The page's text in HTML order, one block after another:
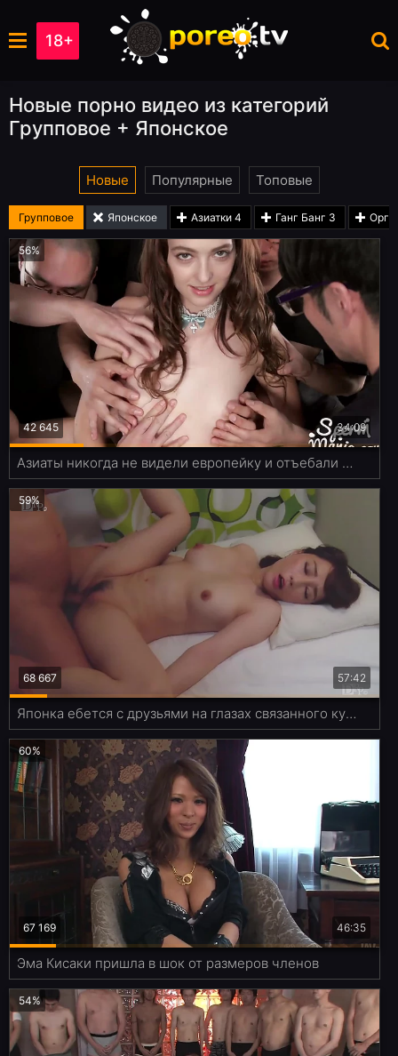
18+
Новые порно видео из категорий
Групповое + Японское
Новые Популярные Топовые
Групповое Японское Азиатки 4 Ганг Банг 3
34:09
56%
42 645
Азиаты никогда не видели европейку и отъебали белую суку толпой
57:42
59%
68 667
Японка ебется с друзьями на глазах связанного куколда
46:35
60%
67 169
Эма Кисаки пришла в шок от размеров членов
54%